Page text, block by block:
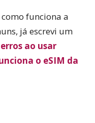
funciona a
já escrevi um
ao usar
o eSIM da